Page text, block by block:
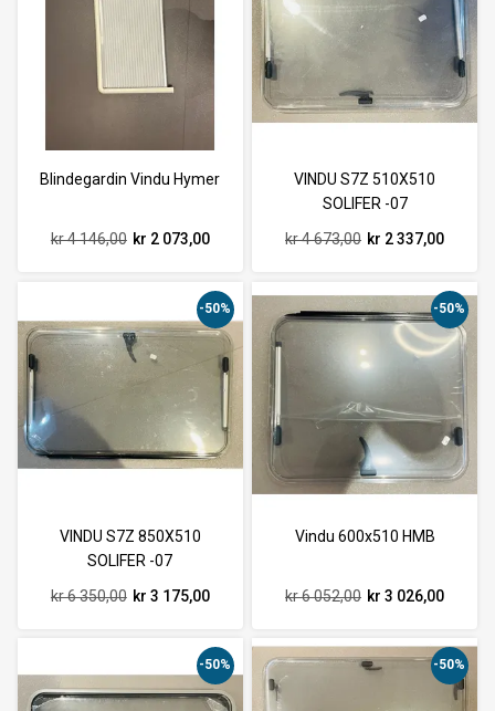
Blindegardin Vindu Hymer
kr 4 146,00 kr 2 073,00
VINDU S7Z 510X510
SOLIFER -07
kr 4 673,00 kr 2 337,00
VINDU S7Z 850X510
SOLIFER -07
-50%
kr 6 350,00 kr 3 175,00
Vindu 600x510 HMB
-50%
kr 6 052,00 kr 3 026,00
-50% -50%